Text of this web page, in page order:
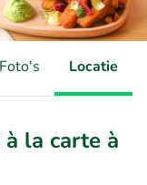
Foto's Locatie
la carte à